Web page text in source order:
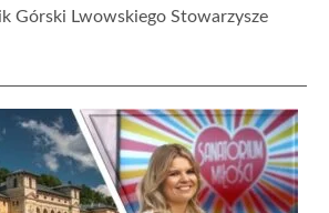
Górski Lwowskiego Stowarzysze